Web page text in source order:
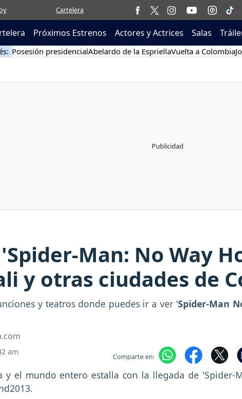
Cartelera
Próximos Estrenos Actores y Actrices Salas
Posesión presidencialAbelardo de la EspriellaVuelta a Colombia
Man: No Way
y otras ciudades de
y teatros donde puedes ir a ver 'Spider-Man
am Comparte en: